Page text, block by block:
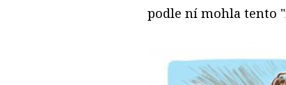
podle ní mohla tento